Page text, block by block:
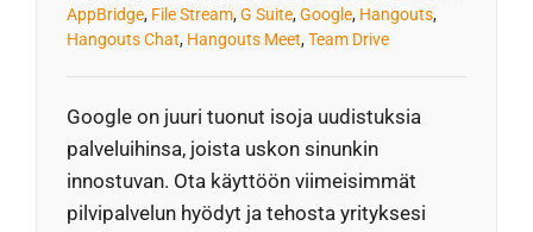
AppBridge, File Stream,G Suite,Google, Hangouts,
Hangouts Chat, Hangouts Meet,Team Drive
Google on juuri tuonut isoja uudistuksia
palveluihinsa, joista uskon sinunkin
innostuvan. Ota käyttöön viimeisimmät
pilvipalvelun hyödyt ja tehosta yrityksesi